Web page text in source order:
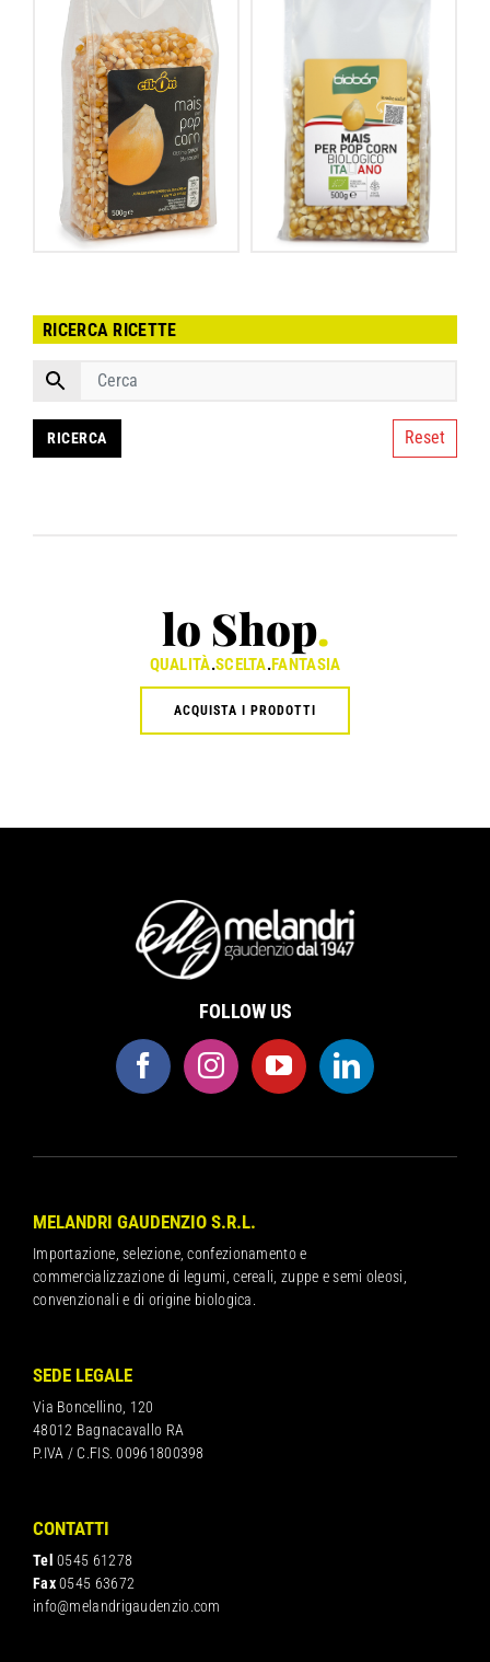
RICERCA RICETTE
Reset
lo Shop.
QUALITÀ.SCELTA.FANTASIA
ACQUISTA I PRODOTTI
FOLLOW US
MELANDRI GAUDENZIO S.R.L.
Importazione, selezione, confezionamento e
commercializzazione di legumi, cereali, zuppe e semi oleosi,
convenzionali e di origine biologica.
SEDE LEGALE
Via Boncellino, 120
48012 Bagnacavallo RA
P.IVA / C.FIS. 00961800398
CONTATTI
Tel 0545 61278
Fax0545 63672
info@melandrigaudenzio.com